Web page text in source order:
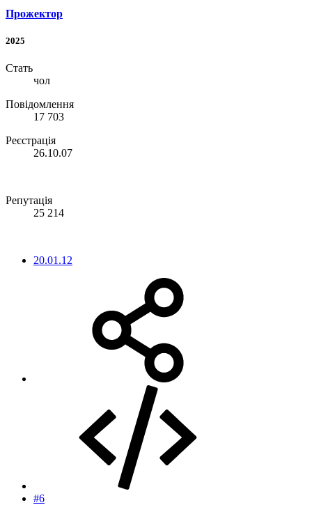
Прожектор
2025
Стать
чол
Повідомлення
17 703
Реєстрація
26.10.07
Репутація
25 214
20.01.12
#6